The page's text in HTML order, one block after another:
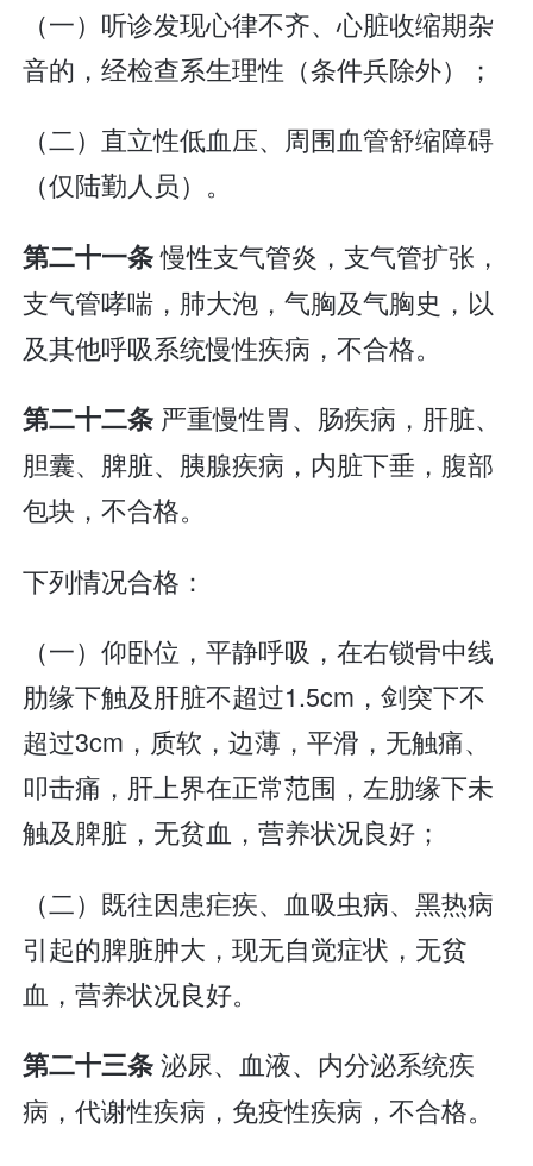
（一）听诊发现心律不齐、心脏收缩期杂
音的，经检查系生理性（条件兵除外）；
（二）直立性低血压、周围血管舒缩障碍
（仅陆勤人员）。
第二十一条慢性支气管炎，支气管扩张，
支气管哮喘，肺大泡，气胸及气胸史，以
及其他呼吸系统慢性疾病，不合格。
第二十二条 严重慢性胃、肠疾病，肝脏、
胆囊、脾脏、胰腺疾病，内脏下垂，腹部
包块，不合格。
下列情况合格：
（一）仰卧位，平静呼吸，在右锁骨中线
肋缘下触及肝脏不超过1.5cm，剑突下不
超过3cm，质软，边薄，平滑，无触痛、
叩击痛，肝上界在正常范围，左肋缘下未
触及脾脏，无贫血，营养状况良好；
（二）既往因患疟疾、血吸虫病、黑热病
引起的脾脏肿大，现无自觉症状，无贫
血，营养状况良好。
第二十三条泌尿、血液、内分泌系统疾
病，代谢性疾病，免疫性疾病，不合格。